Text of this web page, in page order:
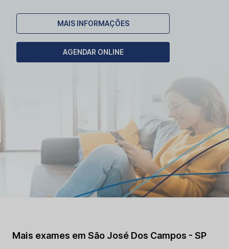
MAIS INFORMAÇÕES
AGENDAR ONLINE
Mais exames em São José Dos Campos - SP